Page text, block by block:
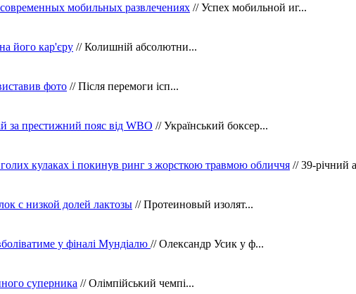
мобильных развлечениях // Успех мобильной иг...
його кар'єру // Колишній абсолютни...
фото // Після перемоги ісп...
за престижний пояс від WBO // Український боксер...
кулаках і покинув ринг з жорсткою травмою обличчя // 39-річний
с низкой долей лактозы // Протеиновый изолят...
у фіналі Мундіалю // Олександр Усик у ф...
суперника // Олімпійський чемпі...